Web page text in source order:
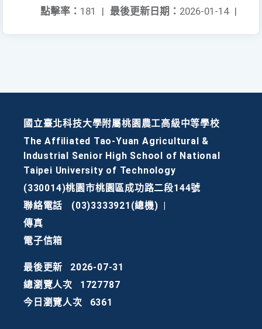
最後更新日期： 2026-01-14 |
點擊率： 181 |
國立臺北科技大學附屬桃園農工高級中等學校
The Affiliated Tao-Yuan Agricultural &
Industrial Senior High School of National
Taipei University of Technology
(330014)桃園市桃園區成功路二段144號
聯絡電話
(03)3333921(總機)
傳真
電子信箱
最後更新
2026-07-31
總瀏覽人次
1727787
今日瀏覽人次
6361